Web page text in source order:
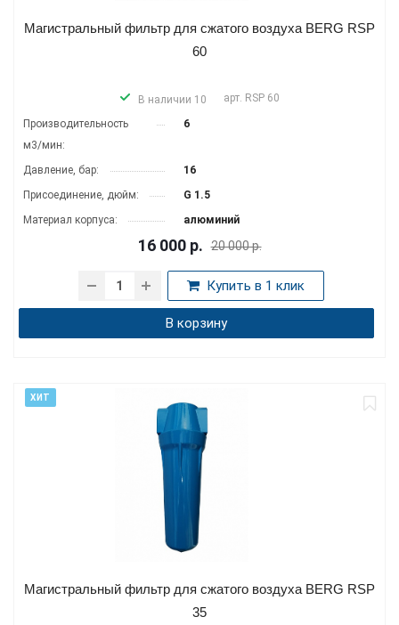
Магистральный фильтр для сжатого воздуха BERG RSP
60
В наличии 10 арт. RSP 60
Производитель­ность
м3/мин:
6
Давление, бар:
16
Присоединение, дюйм:
G 1.5
Материал корпуса:
алюминий
16 000 р. 20 000 р.
Купить в 1 клик
В корзину
ХИТ
Магистральный фильтр для сжатого воздуха BERG RSP
35